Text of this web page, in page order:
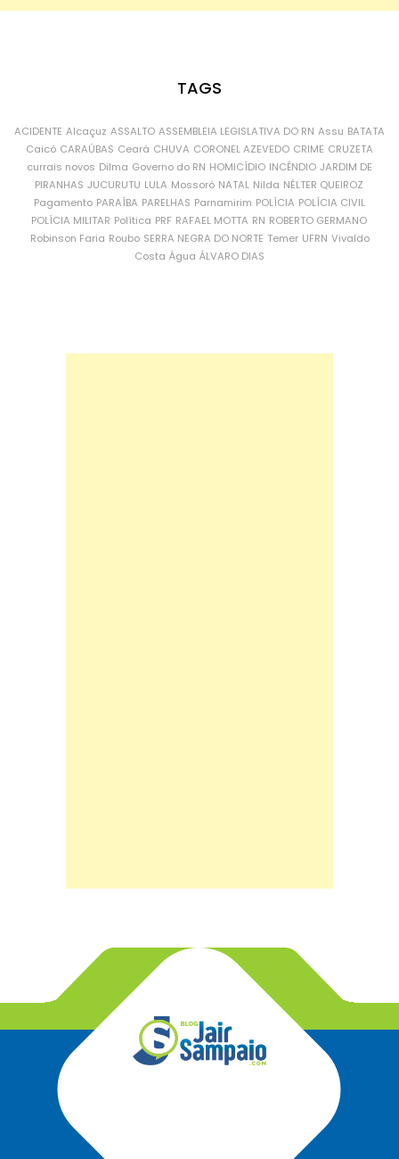
TAGS
ACIDENTE Alcaçuz ASSALTO ASSEMBLEIA LEGISLATIVA DO RN Assu BATATA
Caicó CARAÚBAS Ceará CHUVA CORONEL AZEVEDO CRIME CRUZETA
currais novos Dilma Governo do RN HOMICÍDIO INCÊNDIO JARDIM DE
PIRANHAS JUCURUTU LULA Mossoró NATAL Nilda NÉLTER QUEIROZ
Pagamento PARAÍBA PARELHAS Parnamirim POLÍCIA POLÍCIA CIVIL
POLÍCIA MILITAR Política PRF RAFAEL MOTTA RN ROBERTO GERMANO
Robinson Faria Roubo SERRA NEGRA DO NORTE Temer UFRN Vivaldo
Costa Água ÁLVARO DIAS